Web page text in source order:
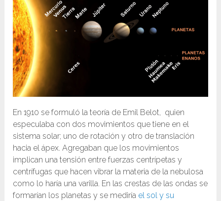
En 1910 se formuló la teoría de Emil Belot, quien
especulaba con dos movimientos que tiene en el
sistema solar; uno de rotación y otro de translación
hacia el ápex. Agregaban que los movimientos
implican una tensión entre fuerzas centrípetas y
centrífugas que hacen vibrar la materia de la nebulosa
como lo haría una varilla. En las crestas de las ondas se
formarían los planetas y se mediría el sol y su